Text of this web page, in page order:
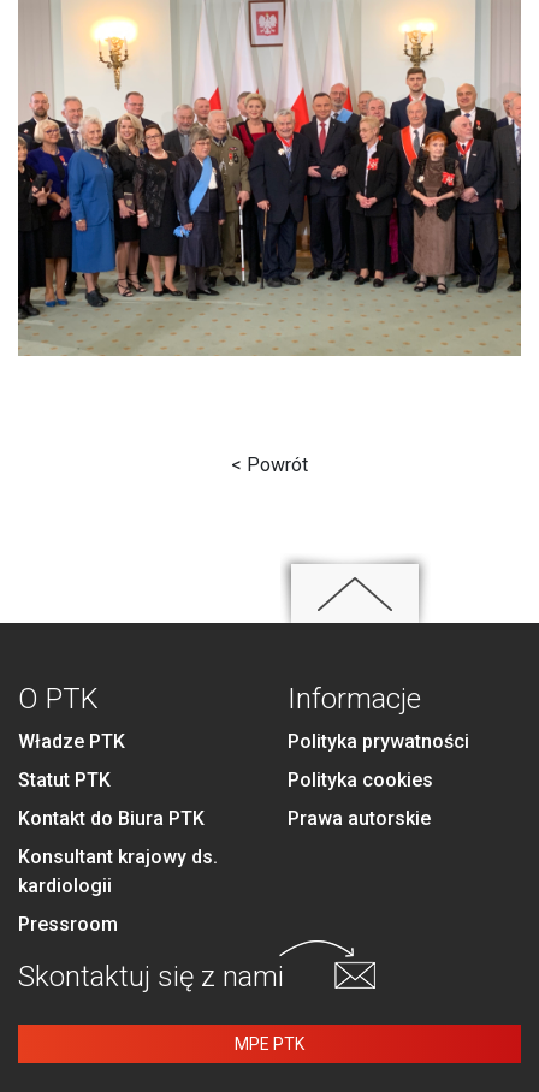
< Powrót
O PTK
Władze PTK
Statut PTK
Kontakt do Biura PTK
Konsultant krajowy ds.
kardiologii
Pressroom
Informacje
Polityka prywatności
Polityka cookies
Prawa autorskie
Skontaktuj się z nami
MPE PTK